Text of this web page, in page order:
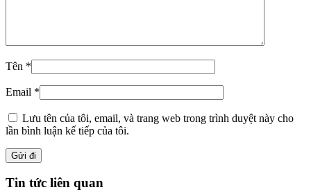
Tên *
Email *
Lưu tên của tôi, email, và trang web trong trình duyệt này cho
lần bình luận kế tiếp của tôi.
Tin tức liên quan